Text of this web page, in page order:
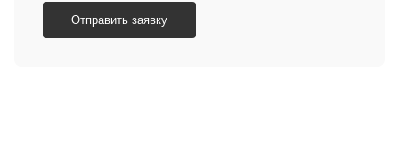
Отправить заявку